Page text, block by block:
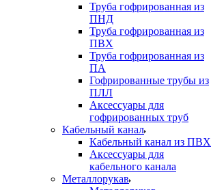
Труба гофрированная из
ПНД
Труба гофрированная из
ПВХ
Труба гофрированная из
ПА
Гофрированные трубы из
ПЛЛ
Аксессуары для
гофрированных труб
Кабельный канал
Кабельный канал из ПВХ
Аксессуары для
кабельного канала
Металлорукав